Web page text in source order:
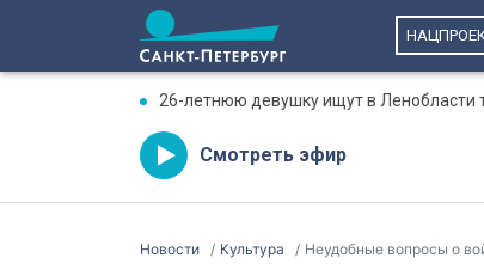
26-летнюю девушку ищут в Ленобласти
Смотреть эфир
Новости Культура Неудобные вопросы о